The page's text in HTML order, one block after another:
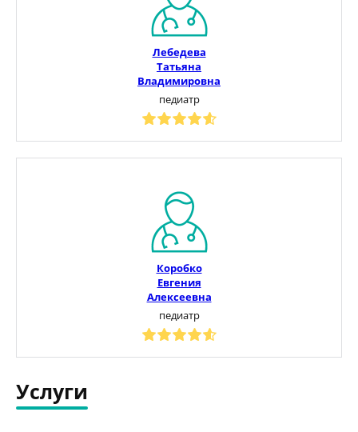
Лебедева
Татьяна
Владимировна
педиатр
Коробко
Евгения
Алексеевна
педиатр
Услуги